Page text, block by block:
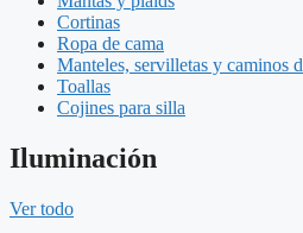
Cortinas
Ropa de cama
Manteles, servilletas y caminos
Toallas
Cojines para silla
Iluminación
Ver todo